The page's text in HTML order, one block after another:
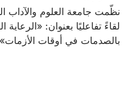
لقاءً تفاعليًا بعنوان: «الرعاية
بالصدمات في أوقات